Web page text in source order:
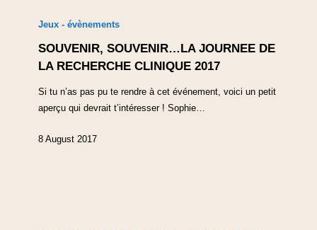
Jeux - évènements
SOUVENIR, SOUVENIR…LA JOURNEE DE
LA RECHERCHE CLINIQUE 2017
Si tu n’as pas pu te rendre à cet événement, voici un petit
aperçu qui devrait t’intéresser ! Sophie…
8 August 2017